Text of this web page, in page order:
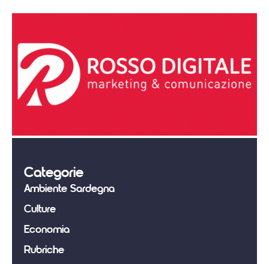
Categorie
Ambiente Sardegna
Culture
Economia
Rubriche